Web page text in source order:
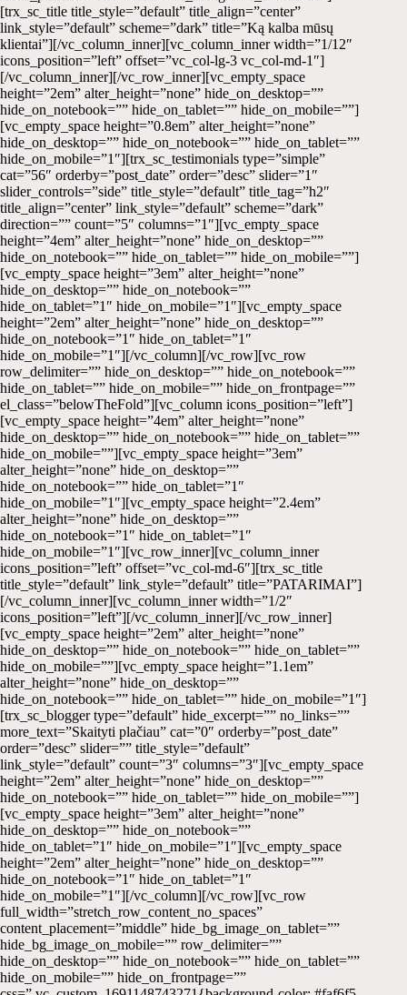
[trx_sc_title title_style=”default” title_align=”center”
link_style=”default” scheme=”dark” title=”Ką kalba mūsų
klientai”][/vc_column_inner][vc_column_inner width=”1/12″
icons_position=”left” offset=”vc_col-lg-3 vc_col-md-1″]
[/vc_column_inner][/vc_row_inner][vc_empty_space
height=”2em” alter_height=”none” hide_on_desktop=””
hide_on_notebook=”” hide_on_tablet=”” hide_on_mobile=””]
[vc_empty_space height=”0.8em” alter_height=”none”
hide_on_desktop=”” hide_on_notebook=”” hide_on_tablet=””
hide_on_mobile=”1″][trx_sc_testimonials type=”simple”
cat=”56″ orderby=”post_date” order=”desc” slider=”1″
slider_controls=”side” title_style=”default” title_tag=”h2″
title_align=”center” link_style=”default” scheme=”dark”
direction=”” count=”5″ columns=”1″][vc_empty_space
height=”4em” alter_height=”none” hide_on_desktop=””
hide_on_notebook=”” hide_on_tablet=”” hide_on_mobile=””]
[vc_empty_space height=”3em” alter_height=”none”
hide_on_desktop=”” hide_on_notebook=””
hide_on_tablet=”1″ hide_on_mobile=”1″][vc_empty_space
height=”2em” alter_height=”none” hide_on_desktop=””
hide_on_notebook=”1″ hide_on_tablet=”1″
hide_on_mobile=”1″][/vc_column][/vc_row][vc_row
row_delimiter=”” hide_on_desktop=”” hide_on_notebook=””
hide_on_tablet=”” hide_on_mobile=”” hide_on_frontpage=””
el_class=”belowTheFold”][vc_column icons_position=”left”]
[vc_empty_space height=”4em” alter_height=”none”
hide_on_desktop=”” hide_on_notebook=”” hide_on_tablet=””
hide_on_mobile=””][vc_empty_space height=”3em”
alter_height=”none” hide_on_desktop=””
hide_on_notebook=”” hide_on_tablet=”1″
hide_on_mobile=”1″][vc_empty_space height=”2.4em”
alter_height=”none” hide_on_desktop=””
hide_on_notebook=”1″ hide_on_tablet=”1″
hide_on_mobile=”1″][vc_row_inner][vc_column_inner
icons_position=”left” offset=”vc_col-md-6″][trx_sc_title
title_style=”default” link_style=”default” title=”PATARIMAI”]
[/vc_column_inner][vc_column_inner width=”1/2″
icons_position=”left”][/vc_column_inner][/vc_row_inner]
[vc_empty_space height=”2em” alter_height=”none”
hide_on_desktop=”” hide_on_notebook=”” hide_on_tablet=””
hide_on_mobile=””][vc_empty_space height=”1.1em”
alter_height=”none” hide_on_desktop=””
hide_on_notebook=”” hide_on_tablet=”” hide_on_mobile=”1″]
[trx_sc_blogger type=”default” hide_excerpt=”” no_links=””
more_text=”Skaityti plačiau” cat=”0″ orderby=”post_date”
order=”desc” slider=”” title_style=”default”
link_style=”default” count=”3″ columns=”3″][vc_empty_space
height=”2em” alter_height=”none” hide_on_desktop=””
hide_on_notebook=”” hide_on_tablet=”” hide_on_mobile=””]
[vc_empty_space height=”3em” alter_height=”none”
hide_on_desktop=”” hide_on_notebook=””
hide_on_tablet=”1″ hide_on_mobile=”1″][vc_empty_space
height=”2em” alter_height=”none” hide_on_desktop=””
hide_on_notebook=”1″ hide_on_tablet=”1″
hide_on_mobile=”1″][/vc_column][/vc_row][vc_row
full_width=”stretch_row_content_no_spaces”
content_placement=”middle” hide_bg_image_on_tablet=””
hide_bg_image_on_mobile=”” row_delimiter=””
hide_on_desktop=”” hide_on_notebook=”” hide_on_tablet=””
hide_on_mobile=”” hide_on_frontpage=””